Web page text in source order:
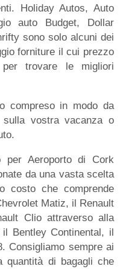
Holiday Autos, Auto
auto Budget, Dollar
sono solo alcuni dei
forniture il cui prezzo
per trovare le migliori
compreso in modo da
sulla vostra vacanza o
per Aeroporto di Cork
da una vasta scelta
costo che comprende
Matiz, il Renault
Clio attraverso alla
Bentley Continental, il
Consigliamo sempre ai
quantità di bagagli che